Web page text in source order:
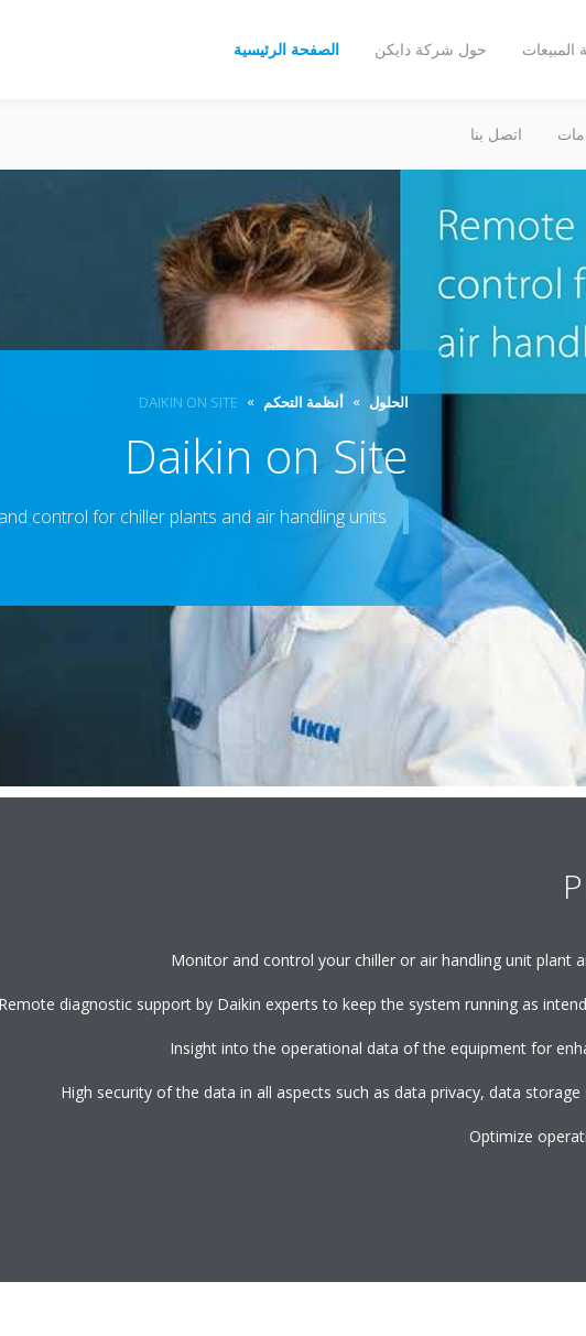
الصفحة الرئيسية حول شركة دايكن المبيعات
اتصل بنا
الحلول أنظمة التحكم DAIKIN ON SITE
Daikin on Site
control for chiller plants and air handling units
Monitor and control your chiller or air handling unit plant
Remote diagnostic support by Daikin experts to keep the system running as
Insight into the operational data of the equipment for
High security of the data in all aspects such as data privacy, data
Optimize